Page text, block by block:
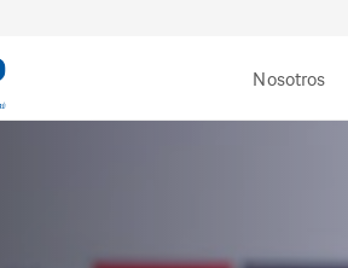
Nosotros